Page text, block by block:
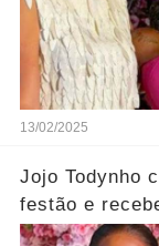
13/02/2025
Jojo Todynho
festão e